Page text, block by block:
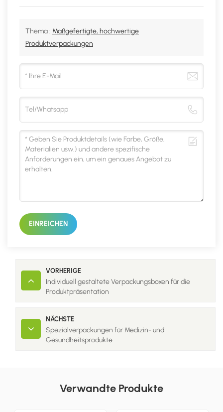
Thema : Maßgefertigte, hochwertige
Produktverpackungen
EINREICHEN
VORHERIGE
Individuell gestaltete Verpackungsboxen für die
Produktpräsentation
NÄCHSTE
Spezialverpackungen für Medizin- und
Gesundheitsprodukte
Verwandte Produkte